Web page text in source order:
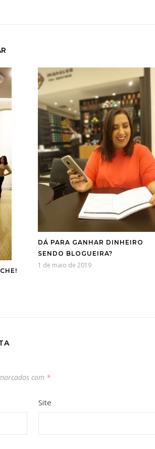
DÁ PARA GANHAR DINHEIRO
SENDO BLOGUEIRA?
1 de maio de 2019
com *
Site